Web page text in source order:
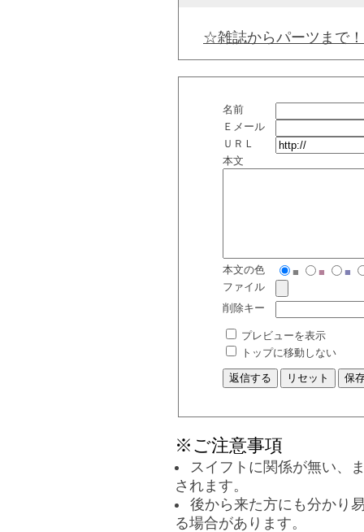
☆雑誌からパーツまで
名前
Ｅメール
ＵＲＬ
本文
本文の色 ■ ■
■
ファイル
削除キー
プレビューを表示
トップに移動しない
※ご注意事項
スイフトに関係が無い、
されます。
後から来た方にも分かり
る場合があります。